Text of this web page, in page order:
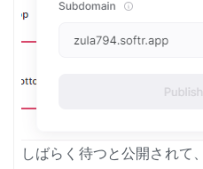
しばらく待つと公開されて